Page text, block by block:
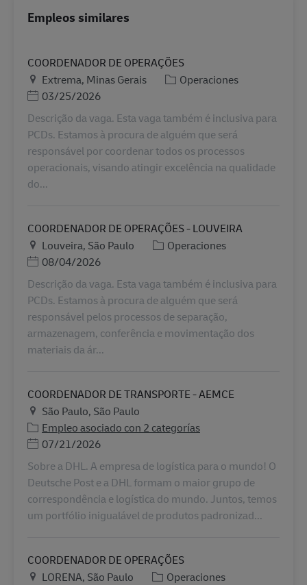
Empleos similares
COORDENADOR DE OPERAÇÕES
Ubicación
Extrema, Minas Gerais Categoría
Operaciones
Posted Date
03/25/2026
Descrição da vaga. Esta vaga também é inclusiva para
PCDs. Estamos à procura de alguém que será
responsável por coordenar todos os processos
operacionais, visando atingir excelência na qualidade
do...
COORDENADOR DE OPERAÇÕES - LOUVEIRA
Ubicación
Louveira, São Paulo Categoría
Operaciones
Posted Date
08/04/2026
Descrição da vaga. Esta vaga também é inclusiva para
PCDs. Estamos à procura de alguém que será
responsável pelos processos de separação,
armazenagem, conferência e movimentação dos
materiais da ár...
COORDENADOR DE TRANSPORTE - AEMCE
Ubicación
São Paulo, São Paulo
Empleo asociado con 2 categorías
Posted Date
07/21/2026
Sobre a DHL. A empresa de logística para o mundo! O
Deutsche Post e a DHL formam o maior grupo de
correspondência e logística do mundo. Juntos, temos
um portfólio inigualável de produtos padronizad...
COORDENADOR DE OPERAÇÕES
Ubicación
LORENA, São Paulo Categoría
Operaciones